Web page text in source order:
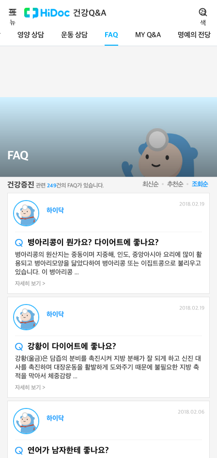
건강Q&A
영양 상담 운동 상담 FAQ MY Q&A 명예의 전당
메
뉴
검
색
FAQ
건강증진 관련 249건의 FAQ가 있습니다. 최신순 추천순 조회순
하이닥
2018.02.19
병아리콩이 뭔가요? 다이어트에 좋나요?
병아리콩의 원산지는 중동이며 지중해, 인도, 중앙아시아 요리에 많이 활
용되고 병아리모양을 닮았다하여 병아리콩 또는 이집트콩으로 불리우고
있습니다. 이 병아리콩 ...
자세히 보기 >
하이닥
2018.02.19
강황이 다이어트에 좋나요?
강황(울금)은 담즙의 분비를 촉진시켜 지방 분해가 잘 되게 하고 신진 대
사를 촉진하며 대장운동을 활발하게 도와주기 때문에 불필요한 지방 축
적을 막아서 체중감량 ...
자세히 보기 >
하이닥
2018.02.06
연어가 남자한테 좋나요?